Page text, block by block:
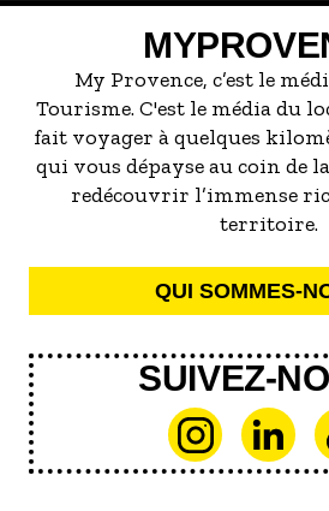
My Provence, c’est le
Tourisme. C'est le média du
fait voyager à quelques
qui vous dépayse au coin de
redécouvrir l’immense
territoire.
QUI SOMMES-
SUIVEZ-